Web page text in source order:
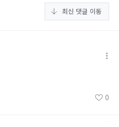
최신 댓글 이동
0